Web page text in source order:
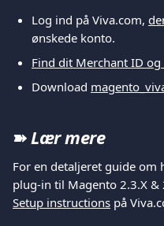
Log ind på Viva.com,
ønskede konto.
Find dit Merchant ID og
Download
➽ Lær mere
For en detaljeret guide om
plug-in til Magento 2.3.X &
Setup instructions på